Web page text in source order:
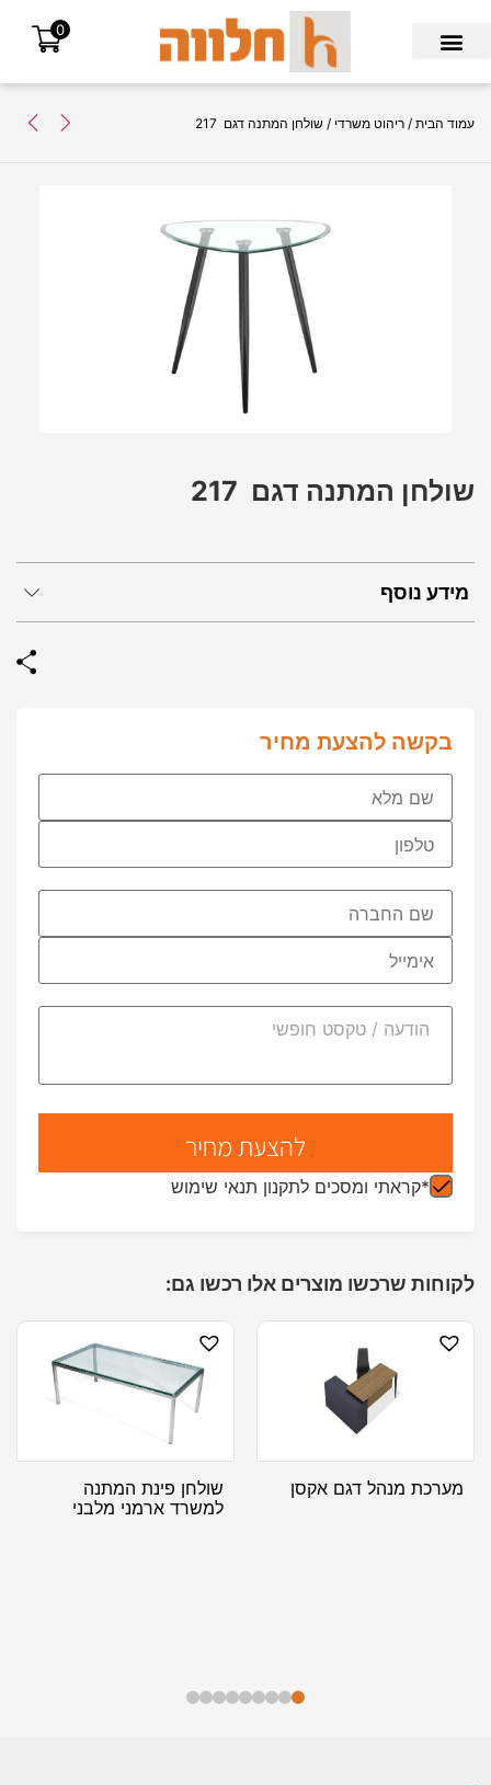
0
עמוד הבית / ריהוט משרדי / שולחן המתנה דגם 217
מידע נוסף
שולחן המתנה דגם 217
בקשה להצעת מחיר
*קראתי ומסכים לתקנון תנאי שימוש
לקוחות שרכשו מוצרים אלו רכשו גם:
מערכת מנהל דגם אקסן
שולחן פינת המתנה
למשרד ארמני מלבני